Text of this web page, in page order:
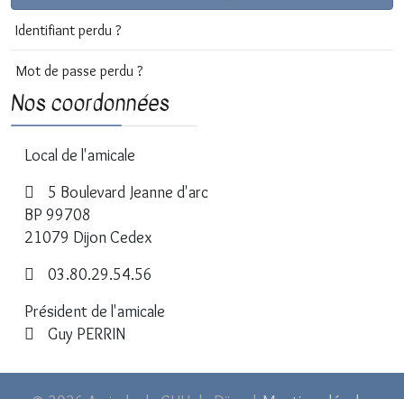
Identifiant perdu ?
Mot de passe perdu ?
Nos coordonnées
Local de l'amicale
5 Boulevard Jeanne d'arc
BP 99708
21079 Dijon Cedex
03.80.29.54.56
Président de l'amicale
Guy PERRIN